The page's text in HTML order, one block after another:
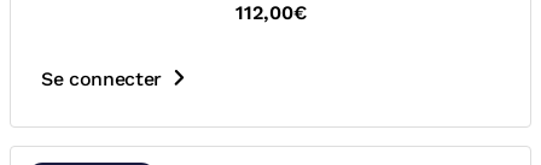
112,00€
Se connecter